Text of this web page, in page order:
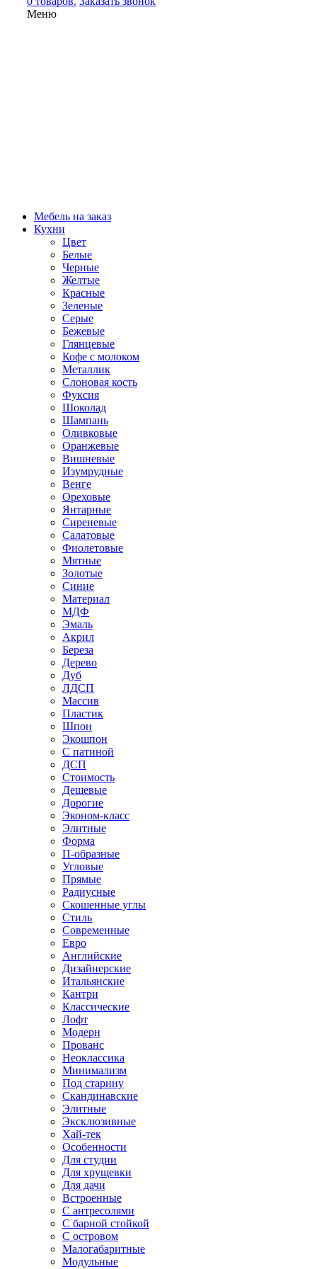
Меню
Мебель на заказ
Кухни
Цвет
Белые
Черные
Желтые
Красные
Зеленые
Серые
Бежевые
Глянцевые
Кофе с молоком
Металлик
Слоновая кость
Фуксия
Шоколад
Шампань
Оливковые
Оранжевые
Вишневые
Изумрудные
Венге
Ореховые
Янтарные
Сиреневые
Салатовые
Фиолетовые
Мятные
Золотые
Синие
Материал
МДФ
Эмаль
Акрил
Береза
Дерево
Дуб
ЛДСП
Массив
Пластик
Шпон
Экошпон
С патиной
ДСП
Стоимость
Дешевые
Дорогие
Эконом-класс
Элитные
Форма
П-образные
Угловые
Прямые
Радиусные
Скошенные углы
Стиль
Современные
Евро
Английские
Дизайнерские
Итальянские
Кантри
Классические
Лофт
Модерн
Прованс
Неоклассика
Минимализм
Под старину
Скандинавские
Элитные
Эксклюзивные
Хай-тек
Особенности
Для студии
Для хрущевки
Для дачи
Встроенные
С антресолями
С барной стойкой
С островом
Малогабаритные
Модульные